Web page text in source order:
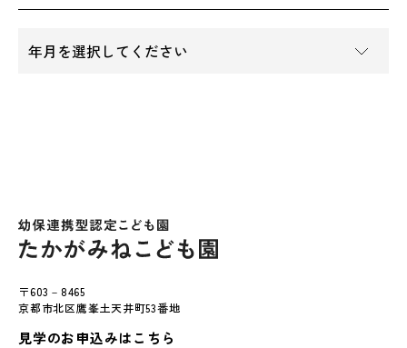
〒603－8465
京都市北区鷹峯土天井町53番地
見学のお申込みはこちら